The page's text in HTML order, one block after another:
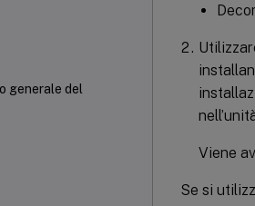
generale del
Viene
Se si